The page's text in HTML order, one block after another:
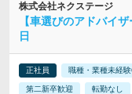
株式会社ネクステージ
【車選びのアドバイ
日
正社員 職種・業種未経
第二新卒歓迎 転勤なし